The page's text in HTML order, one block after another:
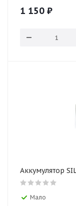
1 150 ₽
Аккумулятор
Мало